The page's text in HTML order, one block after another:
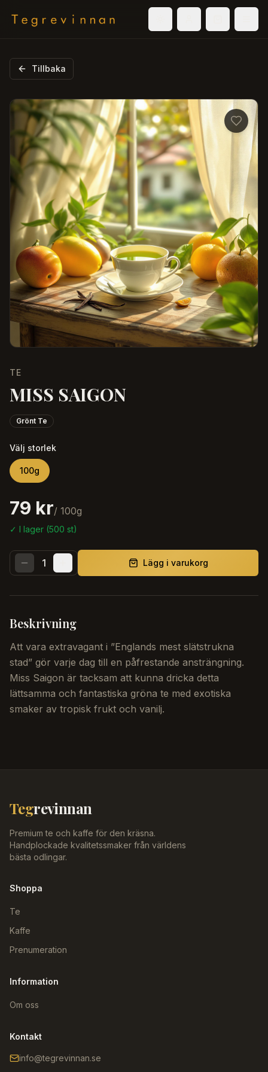
Tillbaka
TE
MISS SAIGON
Grönt Te
Välj storlek
100g
79 kr/ 100g
✓ I lager (500 st)
1 Lägg i varukorg
Beskrivning
Att vara extravagant i ”Englands mest slätstrukna
stad” gör varje dag till en påfrestande ansträngning.
Miss Saigon är tacksam att kunna dricka detta
lättsamma och fantastiska gröna te med exotiska
smaker av tropisk frukt och vanilj.
Tegrevinnan
Premium te och kaffe för den kräsna.
Handplockade kvalitetssmaker från världens
bästa odlingar.
Shoppa
Te
Kaffe
Prenumeration
Information
Om oss
Kontakt
info@tegrevinnan.se